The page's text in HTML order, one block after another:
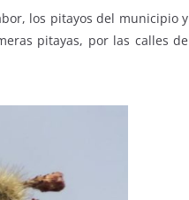
los pitayos del municipio y
pitayas, por las calles de